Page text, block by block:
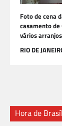
Foto de cena
casamento
vários
RIO DE
Hora de